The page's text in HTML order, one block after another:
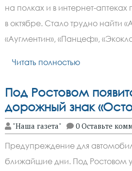
на полках и в интернет-аптеках
в октябре. Стало трудно найти
«Аугментин», «Панцеф»,
Читать полностью
Под Ростовом
дорожный знак
"Наша газета" 0 Оставьте
Предупреждение для
ближайшие дни. Под Ростовом